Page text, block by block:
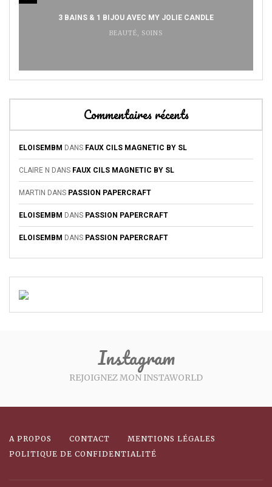
3 BAINS & 1 BIJOU AVEC MY JOLIE CANDLE
BEAUTÉ, SOINS
Commentaires récents
ELOISEMBM DANS FAUX CILS MAGNETIC BY SL
CLAIRE N DANS FAUX CILS MAGNETIC BY SL
MARTIN DANS PASSION PAPERCRAFT
ELOISEMBM DANS PASSION PAPERCRAFT
ELOISEMBM DANS PASSION PAPERCRAFT
Instagram
REJOIGNEZ MON INSTAWORLD
A PROPOS CONTACT
MENTIONS LÉGALES
POLITIQUE DE CONFIDENTIALITÉ